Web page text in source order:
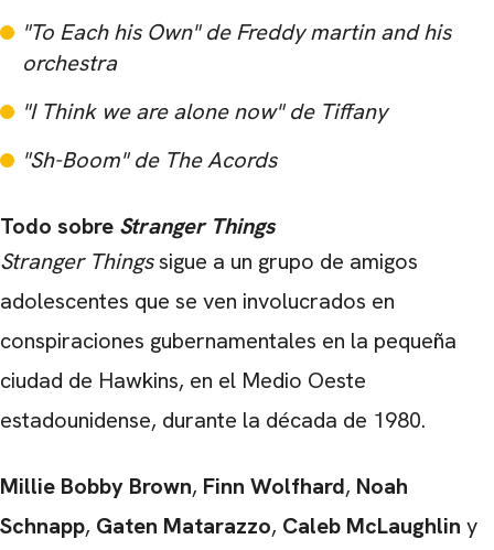
"To Each his Own" de Freddy martin and his
orchestra
"I Think we are alone now" de Tiffany
"Sh-Boom" de The Acords
Todo sobre Stranger Things
Stranger Thingssigue a un grupo de amigos
adolescentes que se ven involucrados en
conspiraciones gubernamentales en la pequeña
ciudad de Hawkins, en el Medio Oeste
estadounidense, durante la década de 1980.
Millie Bobby Brown, Finn Wolfhard, Noah
Schnapp, Gaten Matarazzo, Caleb McLaughlin y